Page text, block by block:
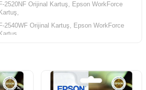
2520NF Orijinal Kartuş, Epson WorkForce
2540WF Orijinal Kartuş, Epson WorkForce